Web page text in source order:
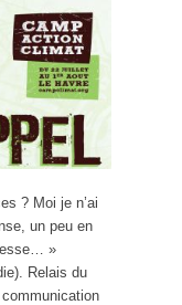
? Moi je n’ai
un peu en
»
Relais du